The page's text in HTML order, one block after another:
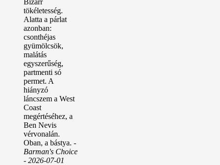
tökéletesség.
Alatta a párlat
azonban:
csonthéjas
gyümölcsök,
malátás
egyszerűség,
partmenti só
permet. A
hiányzó
láncszem a West
Coast
megértéséhez, a
Ben Nevis
vérvonalán.
Oban, a bástya. -
Barman's Choice
- 2026-07-01